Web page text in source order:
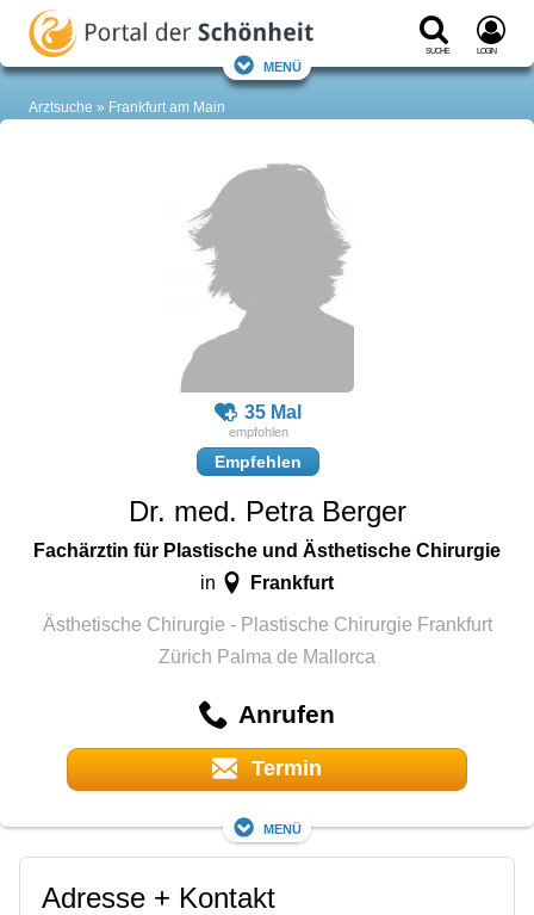
Suche Login
Menü
Arztsuche Frankfurt am Main
35 Mal
Empfehlen
Dr. med. Petra Berger
Fachärztin für Plastische und Ästhetische Chirurgie
in Frankfurt
Ästhetische Chirurgie - Plastische Chirurgie Frankfurt
Zürich Palma de Mallorca
Anrufen
Termin
Menü
Adresse + Kontakt